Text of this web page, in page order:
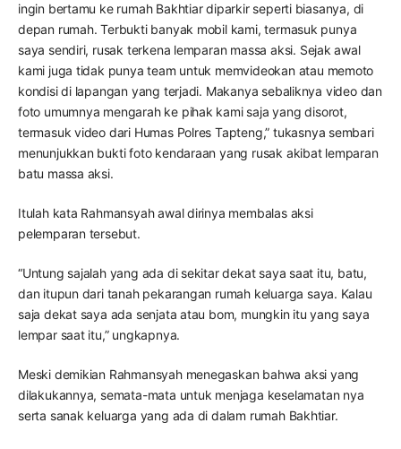
ingin bertamu ke rumah Bakhtiar diparkir seperti biasanya, di
depan rumah. Terbukti banyak mobil kami, termasuk punya
saya sendiri, rusak terkena lemparan massa aksi. Sejak awal
kami juga tidak punya team untuk memvideokan atau memoto
kondisi di lapangan yang terjadi. Makanya sebaliknya video dan
foto umumnya mengarah ke pihak kami saja yang disorot,
termasuk video dari Humas Polres Tapteng,” tukasnya sembari
menunjukkan bukti foto kendaraan yang rusak akibat lemparan
batu massa aksi.
Itulah kata Rahmansyah awal dirinya membalas aksi
pelemparan tersebut.
“Untung sajalah yang ada di sekitar dekat saya saat itu, batu,
dan itupun dari tanah pekarangan rumah keluarga saya. Kalau
saja dekat saya ada senjata atau bom, mungkin itu yang saya
lempar saat itu,” ungkapnya.
Meski demikian Rahmansyah menegaskan bahwa aksi yang
dilakukannya, semata-mata untuk menjaga keselamatan nya
serta sanak keluarga yang ada di dalam rumah Bakhtiar.